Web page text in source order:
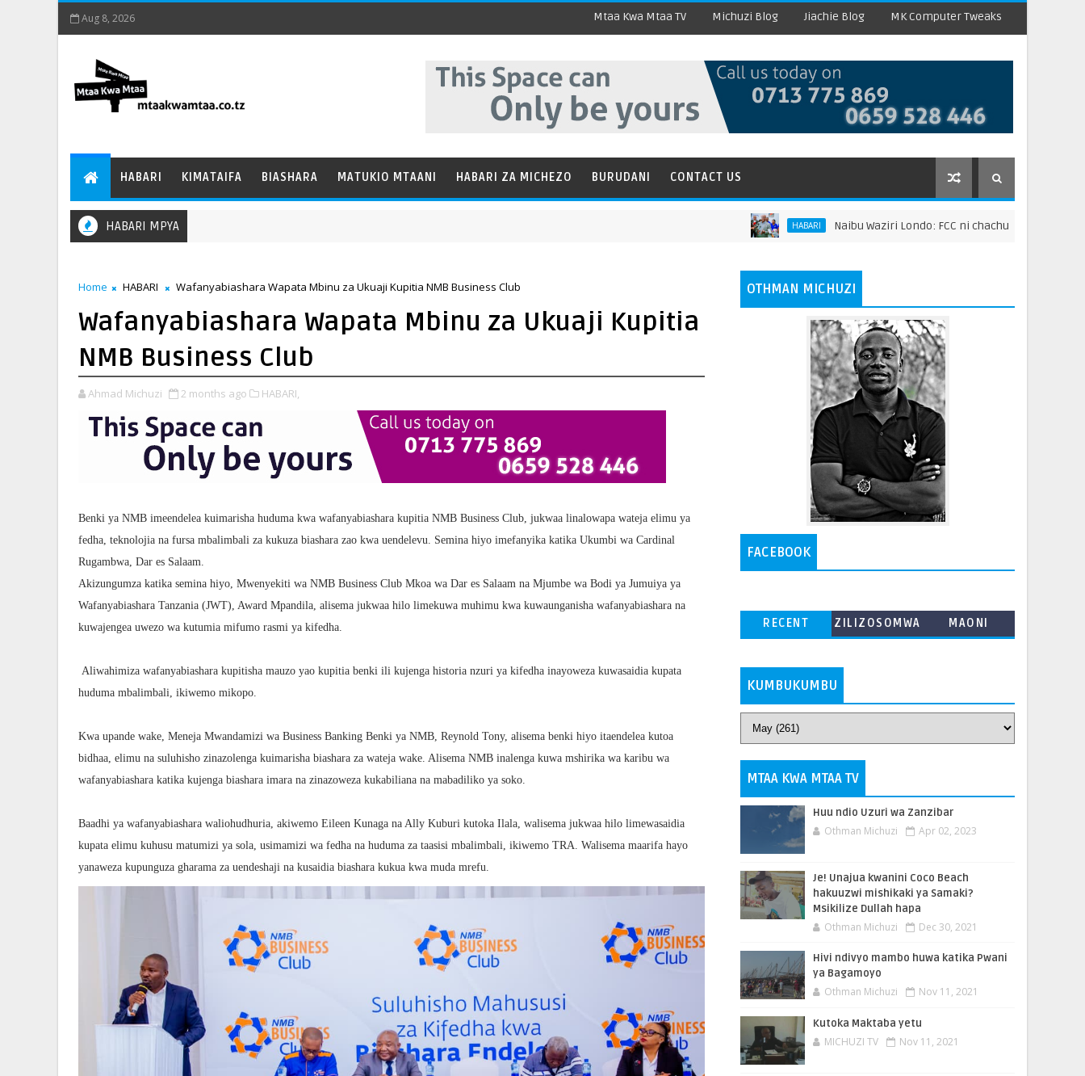
Aug 8, 2026 Mtaa Kwa Mtaa TV Michuzi Blog Jiachie Blog MK Computer Tweaks
HABARI KIMATAIFA BIASHARA MATUKIO MTAANI HABARI ZA MICHEZO BURUDANI CONTACT US
HABARI MPYA Naibu Waziri Londo: FCC ni chachu ya kuongeza thamani ya
Home HABARI Wafanyabiashara Wapata Mbinu za Ukuaji Kupitia NMB Business Club
Wafanyabiashara Wapata Mbinu za Ukuaji Kupitia
NMB Business Club
Ahmad Michuzi 2 months ago HABARI,
Benki ya NMB imeendelea kuimarisha huduma kwa wafanyabiashara kupitia NMB Business Club, jukwaa linalowapa wateja elimu ya
fedha, teknolojia na fursa mbalimbali za kukuza biashara zao kwa uendelevu. Semina hiyo imefanyika katika Ukumbi wa Cardinal
Rugambwa, Dar es Salaam.
Akizungumza katika semina hiyo, Mwenyekiti wa NMB Business Club Mkoa wa Dar es Salaam na Mjumbe wa Bodi ya Jumuiya ya
Wafanyabiashara Tanzania (JWT), Award Mpandila, alisema jukwaa hilo limekuwa muhimu kwa kuwaunganisha wafanyabiashara na
kuwajengea uwezo wa kutumia mifumo rasmi ya kifedha.
Aliwahimiza wafanyabiashara kupitisha mauzo yao kupitia benki ili kujenga historia nzuri ya kifedha inayoweza kuwasaidia kupata
huduma mbalimbali, ikiwemo mikopo.
Kwa upande wake, Meneja Mwandamizi wa Business Banking Benki ya NMB, Reynold Tony, alisema benki hiyo itaendelea kutoa
bidhaa, elimu na suluhisho zinazolenga kuimarisha biashara za wateja wake. Alisema NMB inalenga kuwa mshirika wa karibu wa
wafanyabiashara katika kujenga biashara imara na zinazoweza kukabiliana na mabadiliko ya soko.
Baadhi ya wafanyabiashara waliohudhuria, akiwemo Eileen Kunaga na Ally Kuburi kutoka Ilala, walisema jukwaa hilo limewasaidia
kupata elimu kuhusu matumizi ya sola, usimamizi wa fedha na huduma za taasisi mbalimbali, ikiwemo TRA. Walisema maarifa hayo
yanaweza kupunguza gharama za uendeshaji na kusaidia biashara kukua kwa muda mrefu.
OTHMAN MICHUZI
FACEBOOK
RECENT
ZILIZOSOMWA
MAONI
KUMBUKUMBU
MTAA KWA MTAA TV
Huu ndio Uzuri wa Zanzibar
Othman Michuzi Apr 02, 2023
Je! Unajua kwanini Coco Beach
hakuuzwi mishikaki ya Samaki?
Msikilize Dullah hapa
Othman Michuzi Dec 30, 2021
Hivi ndivyo mambo huwa katika Pwani
ya Bagamoyo
Othman Michuzi Nov 11, 2021
Kutoka Maktaba yetu
MICHUZI TV Nov 11, 2021